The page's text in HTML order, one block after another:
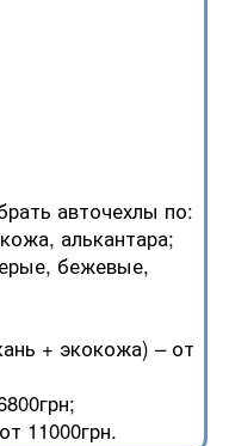
авточехлы по:
алькантара;
бежевые,
+ экокожа) – от
11000грн.